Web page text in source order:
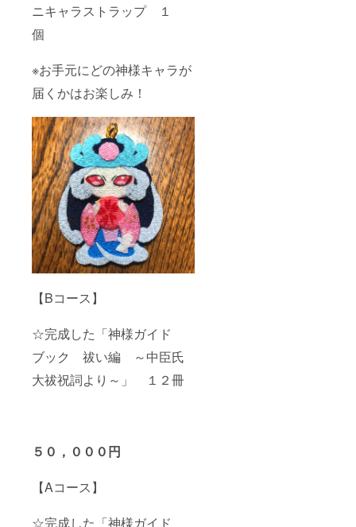
ニキャラストラップ １
個
※お手元にどの神様キャラが
届くかはお楽しみ！
【Bコース】
☆完成した「神様ガイド
ブック 祓い編 ～中臣氏
大祓祝詞より～」 １２冊
５０，０００円
【Aコース】
☆完成した「神様ガイド